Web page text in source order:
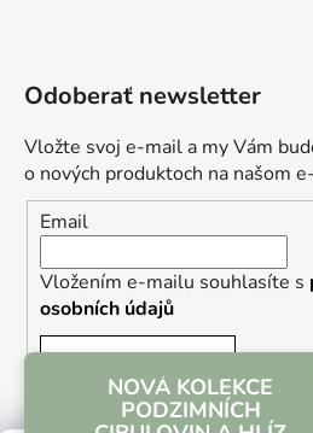
Odoberať newsletter
Vložte svoj e-mail a my Vám
o nových produktoch na našom
Email
Vložením e-mailu souhlasíte s
osobních údajů
NOVÁ KOLEKCE
PODZIMNÍCH